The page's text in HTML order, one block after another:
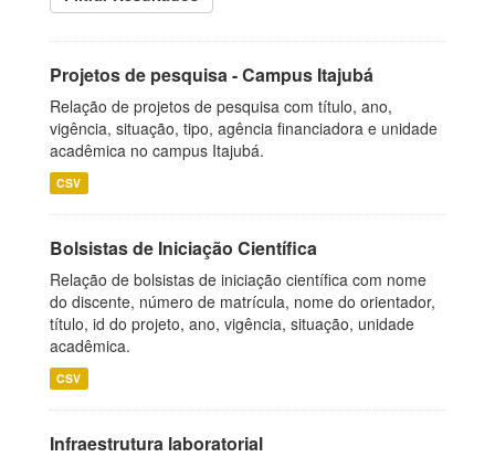
Projetos de pesquisa - Campus Itajubá
Relação de projetos de pesquisa com título, ano,
vigência, situação, tipo, agência financiadora e unidade
acadêmica no campus Itajubá.
CSV
Bolsistas de Iniciação Científica
Relação de bolsistas de iniciação científica com nome
do discente, número de matrícula, nome do orientador,
título, id do projeto, ano, vigência, situação, unidade
acadêmica.
CSV
Infraestrutura laboratorial